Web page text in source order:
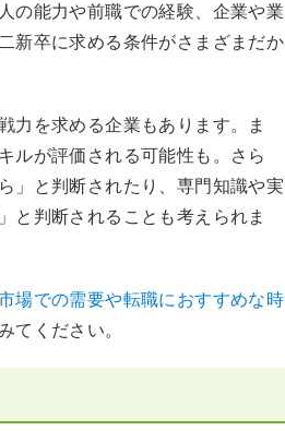
の能力や前職での経験、企業や業
新卒に求める条件がさまざまだか
力を求める企業もあります。ま
ルが評価される可能性も。さら
」と判断されたり、専門知識や実
と判断されることも考えられま
場での需要や転職におすすめな時
てください。